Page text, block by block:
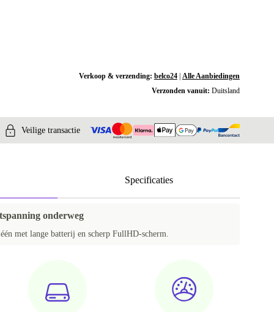
Verkoop & verzending: belco24| Alle Aanbiedingen
Verzonden vanuit: Duitsland
Veilige transactie
Specificaties
onderweg
met lange batterij en scherp FullHD-scherm.